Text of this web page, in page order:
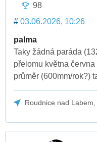
98
# 03.06.2026, 10:26
palma
Taky žádná paráda
přelomu května
průměr (600mm/rok?)
Roudnice nad